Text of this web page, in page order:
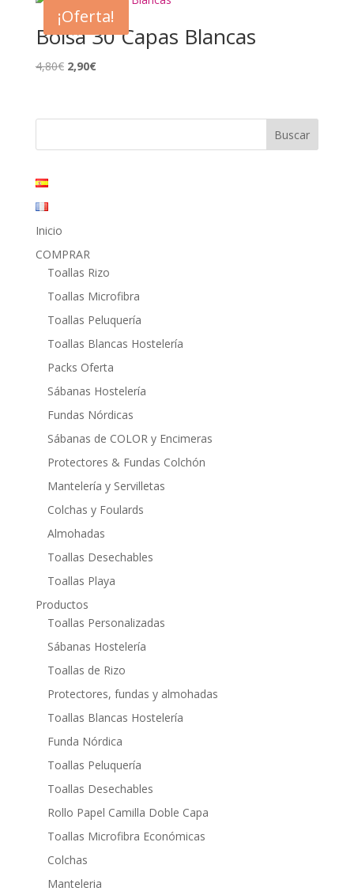
9,40€. 4,95€.
¡Oferta!
Bolsa 30 Capas Blancas
4,80€ El
era:
2,90€El
es:
Inicio
COMPRAR
Toallas Rizo
Toallas Microfibra
Toallas Peluquería
Toallas Blancas Hostelería
Packs Oferta
Sábanas Hostelería
Fundas Nórdicas
Sábanas de COLOR y Encimeras
Protectores & Fundas Colchón
Mantelería y Servilletas
Colchas y Foulards
Almohadas
Toallas Desechables
Toallas Playa
Productos
Toallas Personalizadas
Sábanas Hostelería
Toallas de Rizo
Protectores, fundas y almohadas
Toallas Blancas Hostelería
Funda Nórdica
Toallas Peluquería
Toallas Desechables
Rollo Papel Camilla Doble Capa
Toallas Microfibra Económicas
Colchas
Manteleria